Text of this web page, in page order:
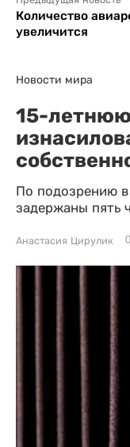
Количество
увеличится
Новости мира
15-
По подозрению
задержаны пять
Анастасия Цирулик